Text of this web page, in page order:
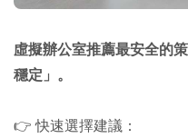
虛擬辦公室推薦最安全的
穩定」。
👉 快速選擇建議：